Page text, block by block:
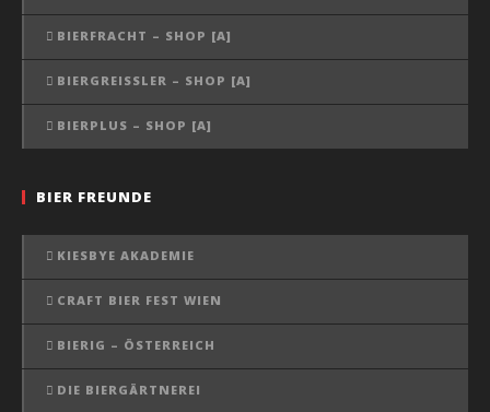
BIERFRACHT – SHOP [A]
BIERGREISSLER – SHOP [A]
BIERPLUS – SHOP [A]
BIER FREUNDE
KIESBYE AKADEMIE
CRAFT BIER FEST WIEN
BIERIG – ÖSTERREICH
DIE BIERGÄRTNEREI